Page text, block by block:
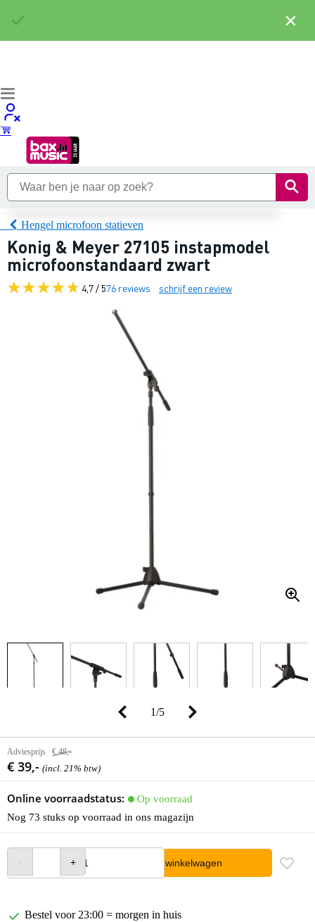
Hengel microfoon statieven
Konig & Meyer 27105 instapmodel
microfoonstandaard zwart
4,7 / 576 reviews schrijf een review
1/5
Adviesprijs € 48,-
€ 39,- (incl. 21% btw)
Online voorraadstatus:
Op voorraad
Nog 73 stuks op voorraad in ons magazijn
In winkelwagen
Bestel voor 23:00 = morgen in huis
×